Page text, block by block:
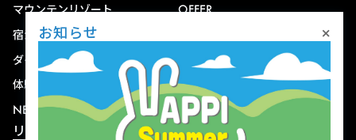
マウンテンリゾート
宿泊
ダイニング
体験
NEWS
OFFER
ショップ
リゾート情報
お知らせ ×